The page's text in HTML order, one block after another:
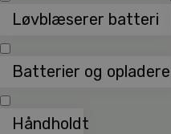
Løvblæserer batteri
Batterier og opladere
Håndholdt